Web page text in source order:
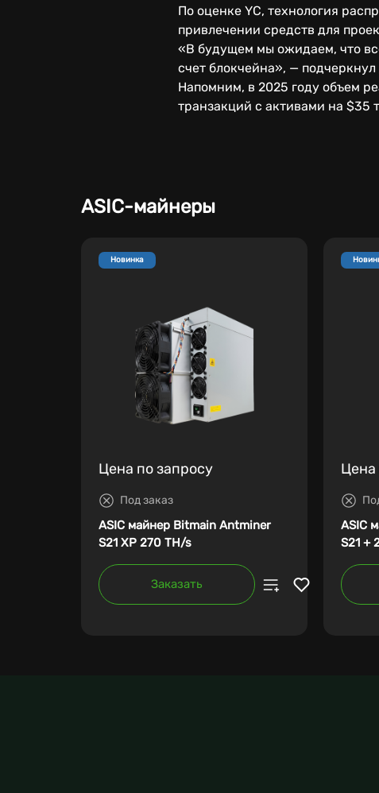
По оценке YC, технология
привлечении средств для
«В будущем мы ожидаем, что
счет блокчейна», — подчеркнул
Напомним, в 2025 году объем
транзакций с активами на $35
ASIC-майнеры
Новинка
Цена по запросу
Под заказ
ASIC майнер Bitmain Antminer
S21 XP 270 TH/s
Заказать
Цена
ASIC
S21 +